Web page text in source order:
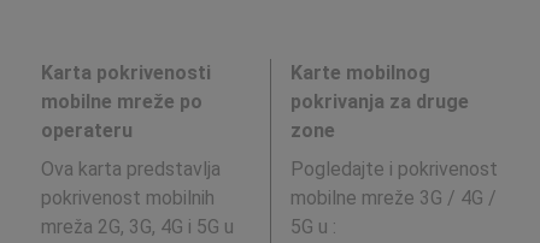
Karta pokrivenosti
mobilne mreže po
operateru
Ova karta predstavlja
pokrivenost mobilnih
mreža 2G, 3G, 4G i 5G u
Karte mobilnog
pokrivanja za druge
zone
Pogledajte i pokrivenost
mobilne mreže 3G / 4G /
5G u :